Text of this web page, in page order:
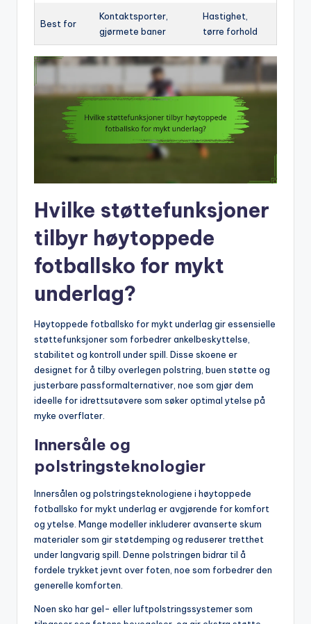
Best for
Kontaktsporter,
gjørmete baner
Hastighet,
tørre forhold
Hvilke støttefunksjoner
tilbyr høytoppede
fotballsko for mykt
underlag?
Høytoppede fotballsko for mykt underlag gir essensielle
støttefunksjoner som forbedrer ankelbeskyttelse,
stabilitet og kontroll under spill. Disse skoene er
designet for å tilby overlegen polstring, buen støtte og
justerbare passformalternativer, noe som gjør dem
ideelle for idrettsutøvere som søker optimal ytelse på
myke overflater.
Innersåle og
polstringsteknologier
Innersålen og polstringsteknologiene i høytoppede
fotballsko for mykt underlag er avgjørende for komfort
og ytelse. Mange modeller inkluderer avanserte skum
materialer som gir støtdemping og reduserer tretthet
under langvarig spill. Denne polstringen bidrar til å
fordele trykket jevnt over foten, noe som forbedrer den
generelle komforten.
Noen sko har gel- eller luftpolstringssystemer som